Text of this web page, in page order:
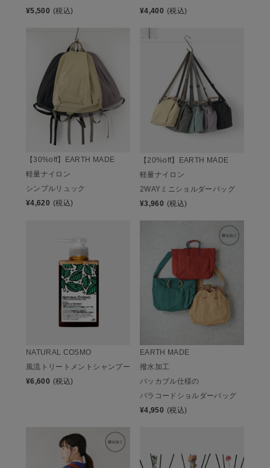
¥5,500 (税込)
¥4,400 (税込)
【30%off】EARTH MADE
軽量ナイロン
シンプルリュック
¥4,620 (税込)
【20%off】EARTH MADE
軽量ナイロン
2WAYミニショルダーバッグ
¥3,960 (税込)
NATURAL COSMO
風流トリートメントシャンプー
¥6,600 (税込)
EARTH MADE
撥水加工
パッカブル仕様の
パラコードショルダーバッグ
¥4,950 (税込)